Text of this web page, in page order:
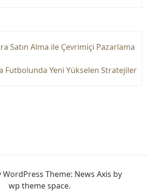
Satın Alma ile Çevrimiçi Pazarlama
Futbolunda Yeni Yükselen Stratejiler
WordPress Theme: News Axis by
wp theme space.